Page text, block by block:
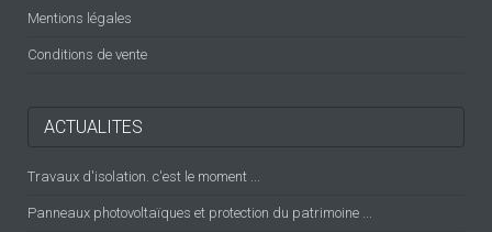
Mentions légales
Conditions de vente
ACTUALITES
Travaux d'isolation. c'est le moment ...
Panneaux photovoltaïques et protection du patrimoine ...